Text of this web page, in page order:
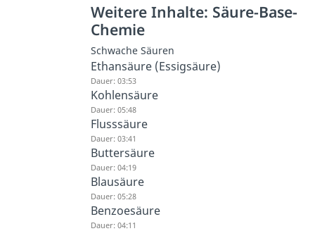
Weitere Inhalte: Säure-Base-
Chemie
Schwache Säuren
Ethansäure (Essigsäure)
Dauer: 03:53
Kohlensäure
Dauer: 05:48
Flusssäure
Dauer: 03:41
Buttersäure
Dauer: 04:19
Blausäure
Dauer: 05:28
Benzoesäure
Dauer: 04:11